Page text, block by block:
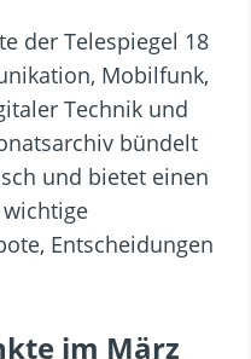
der Telespiegel 18
Mobilfunk,
Technik und
bündelt
und bietet einen
Entscheidungen
im März